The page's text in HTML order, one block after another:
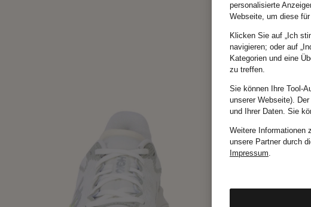
personalisierte
Webseite, um diese
Klicken Sie auf „Ich
navigieren; oder auf
Kategorien und eine
zu treffen.
Sie können Ihre Tool-
unserer Webseite).
und Ihrer Daten. Sie
Weitere Informationen
unsere Partner durch
Impressum.